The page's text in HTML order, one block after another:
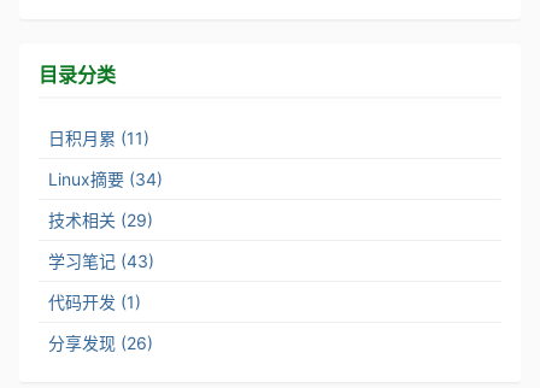
目录分类
日积月累 (11)
Linux摘要 (34)
技术相关 (29)
学习笔记 (43)
代码开发 (1)
分享发现 (26)